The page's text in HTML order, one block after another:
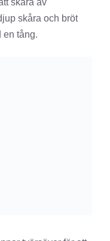
skåra och bröt
en tång.